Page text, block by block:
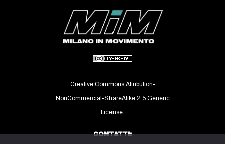
Creative Commons Attribution-
NonCommercial-ShareAlike 2.5 Generic
License.
CONTATTI: